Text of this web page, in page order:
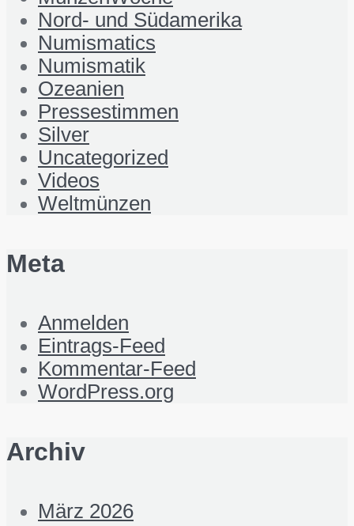
Nord- und Südamerika
Numismatics
Numismatik
Ozeanien
Pressestimmen
Silver
Uncategorized
Videos
Weltmünzen
Meta
Anmelden
Eintrags-Feed
Kommentar-Feed
WordPress.org
Archiv
März 2026